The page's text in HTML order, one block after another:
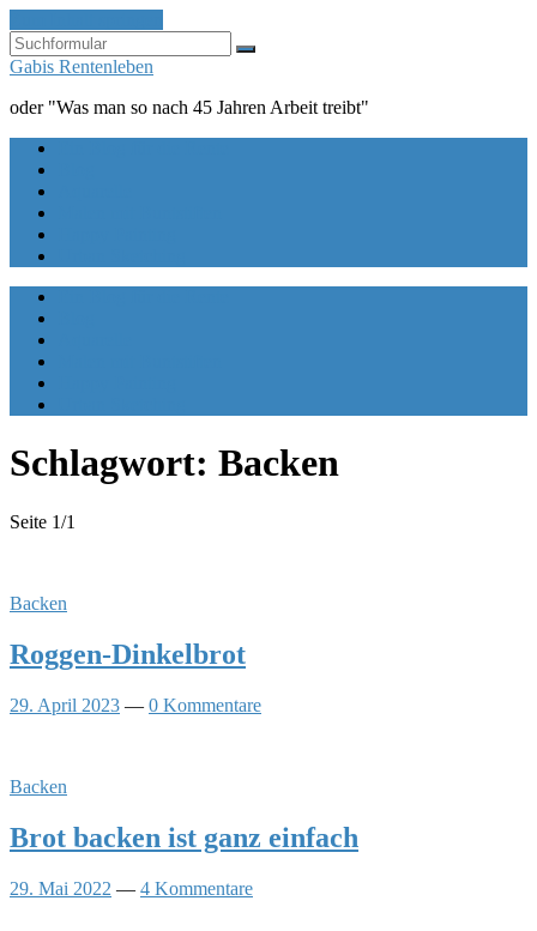
Suchen
Gabis Rentenleben
oder "Was man so nach 45 Jahren Arbeit treibt"
Schlagwort: Backen
Seite 1/1
Backen
Roggen-Dinkelbrot
29. April 2023 — 0 Kommentare
Backen
Brot backen ist ganz einfach
29. Mai 2022 — 4 Kommentare